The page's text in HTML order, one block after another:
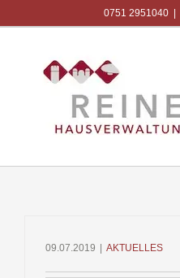
0751 2951040
09.07.2019 AKTUELLES